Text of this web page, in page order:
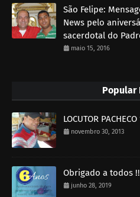
São Felipe:
News pelo
sacerdotal do
maio 15, 2016
Popular
LOCUTOR PACHECO
novembro 30, 2013
Obrigado a todos
junho 28, 2019